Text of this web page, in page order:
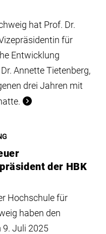
hat Prof. Dr.
für
Entwicklung
Annette Tietenberg,
drei Jahren mit
der HBK
Hochschule für
haben den
9. Juli 2025